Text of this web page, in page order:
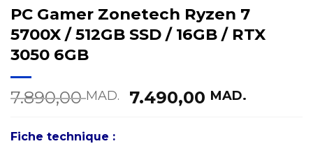
PC Gamer Zonetech Ryzen 7
5700X / 512GB SSD / 16GB / RTX
3050 6GB
7.890,00MAD.
Le
7.490,00 MAD.
Fiche technique :